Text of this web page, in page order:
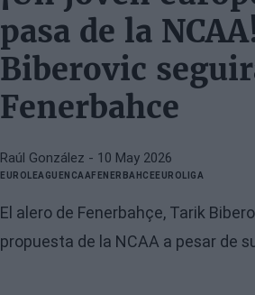
pasa de la
Biberovic
Fenerbahce
Raúl González - 10 May 2026
EUROLEAGUENCAAFENERBAHCEEUROLIGA
El alero de Fenerbahçe, Tarik
propuesta de la NCAA a pesar de